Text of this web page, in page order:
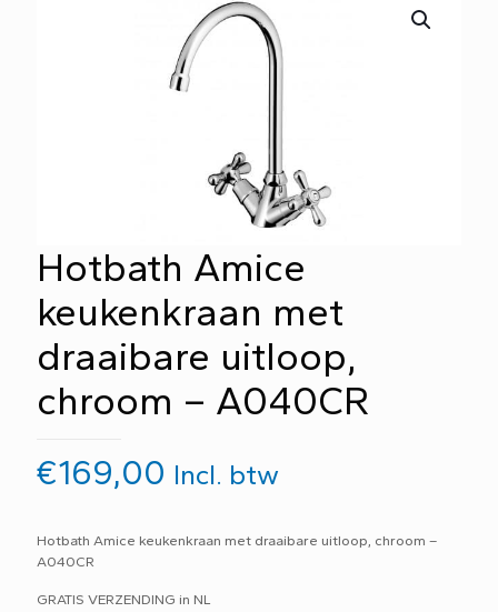
Hotbath Amice
keukenkraan met
draaibare uitloop,
chroom – A040CR
€169,00 Incl. btw
Hotbath Amice keukenkraan met draaibare uitloop, chroom –
A040CR
GRATIS VERZENDING in NL